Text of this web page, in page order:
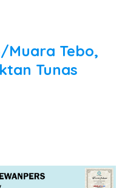
Muara Tebo,
Tunas